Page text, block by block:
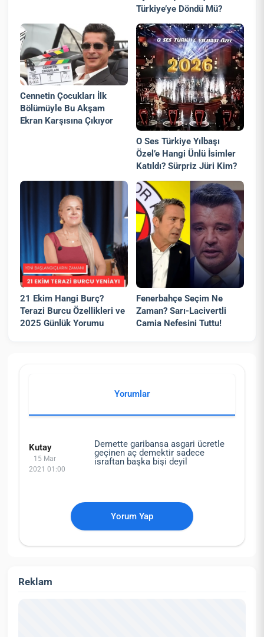
Türkiye’ye Döndü Mü?
Cennetin Çocukları İlk
Bölümüyle Bu Akşam
Ekran Karşısına Çıkıyor
O Ses Türkiye Yılbaşı
Özel’e Hangi Ünlü İsimler
Katıldı? Sürpriz Jüri Kim?
21 Ekim Hangi Burç?
Terazi Burcu Özellikleri ve
2025 Günlük Yorumu
Fenerbahçe Seçim Ne
Zaman? Sarı-Lacivertli
Camia Nefesini Tuttu!
Yorumlar
Kutay
15 Mar
2021 01:00
Demette garibansa asgari ücretle
geçinen aç demektir sadece
israftan başka bişi deyil
Yorum Yap
Reklam